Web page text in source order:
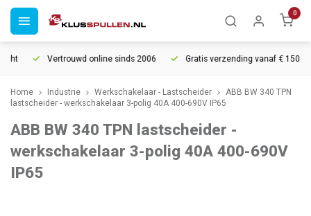
0
Vertrouwd online sinds 2006 Gratis verzending vanaf € 150
Home Industrie Werkschakelaar - Lastscheider
ABB BW 340 TPN
lastscheider - werkschakelaar 3-polig 40A 400-690V IP65
ABB BW 340 TPN lastscheider -
werkschakelaar 3-polig 40A 400-690V
IP65